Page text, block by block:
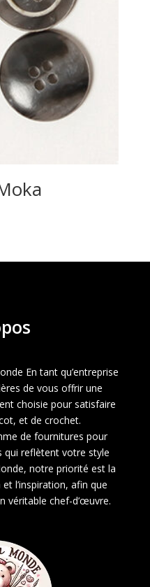
En tant qu’entreprise
de vous offrir une
choisie pour satisfaire
et de crochet.
de fournitures pour
qui reflètent votre style
notre priorité est la
l’inspiration, afin que
véritable chef-d’œuvre.